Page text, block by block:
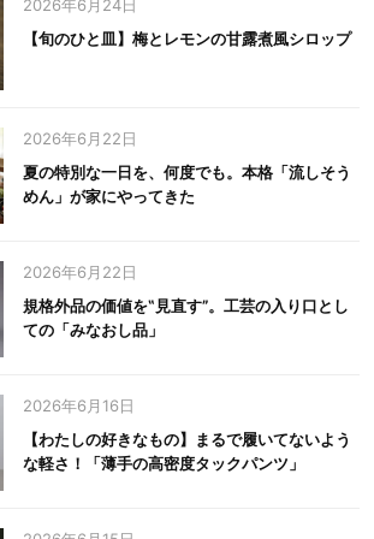
2026年6月24日
【旬のひと皿】梅とレモンの甘露煮風シロップ
2026年6月22日
夏の特別な一日を、何度でも。本格「流しそう
めん」が家にやってきた
2026年6月22日
規格外品の価値を‟見直す”。工芸の入り口とし
ての「みなおし品」
2026年6月16日
【わたしの好きなもの】まるで履いてないよう
な軽さ！「薄手の高密度タックパンツ」